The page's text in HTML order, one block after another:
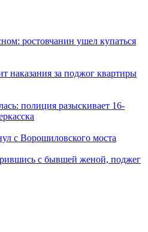
ростовчанин ушел купаться
наказания за поджог квартиры
полиция разыскивает 16-
с Ворошиловского моста
с бывшей женой, поджег